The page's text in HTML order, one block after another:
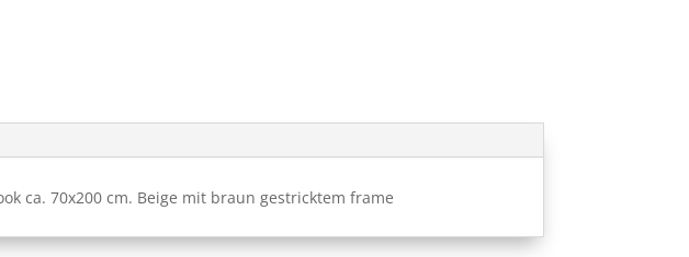
ca. 70x200 cm. Beige mit braun gestricktem frame